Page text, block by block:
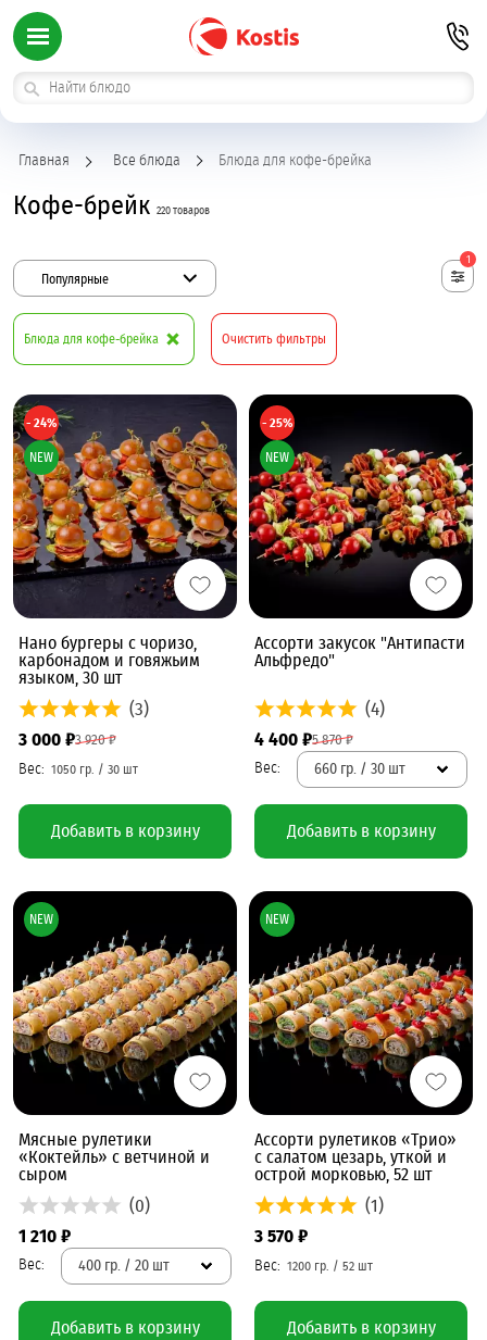
Главная Все блюда Блюда для кофе-брейка
Кофе-брейк 220 товаров
1
Блюда для кофе-брейка Очистить фильтры
Популярные
Нано бургеры с чоризо,
карбонадом и говяжьим
языком, 30 шт
(3)
3 920 ₽
3 000 ₽
Добавить в корзину
- 24%
NEW
Ассорти закусок "Антипасти
Альфредо"
(4)
5 870 ₽
4 400 ₽
660 гр. / 30 шт
Добавить в корзину
- 25%
NEW
Мясные рулетики
«Коктейль» с ветчиной и
сыром
(0)
1 210 ₽
400 гр. / 20 шт
Добавить в корзину
NEW
Ассорти рулетиков «Трио»
с салатом цезарь, уткой и
острой морковью, 52 шт
(1)
3 570 ₽
Добавить в корзину
NEW